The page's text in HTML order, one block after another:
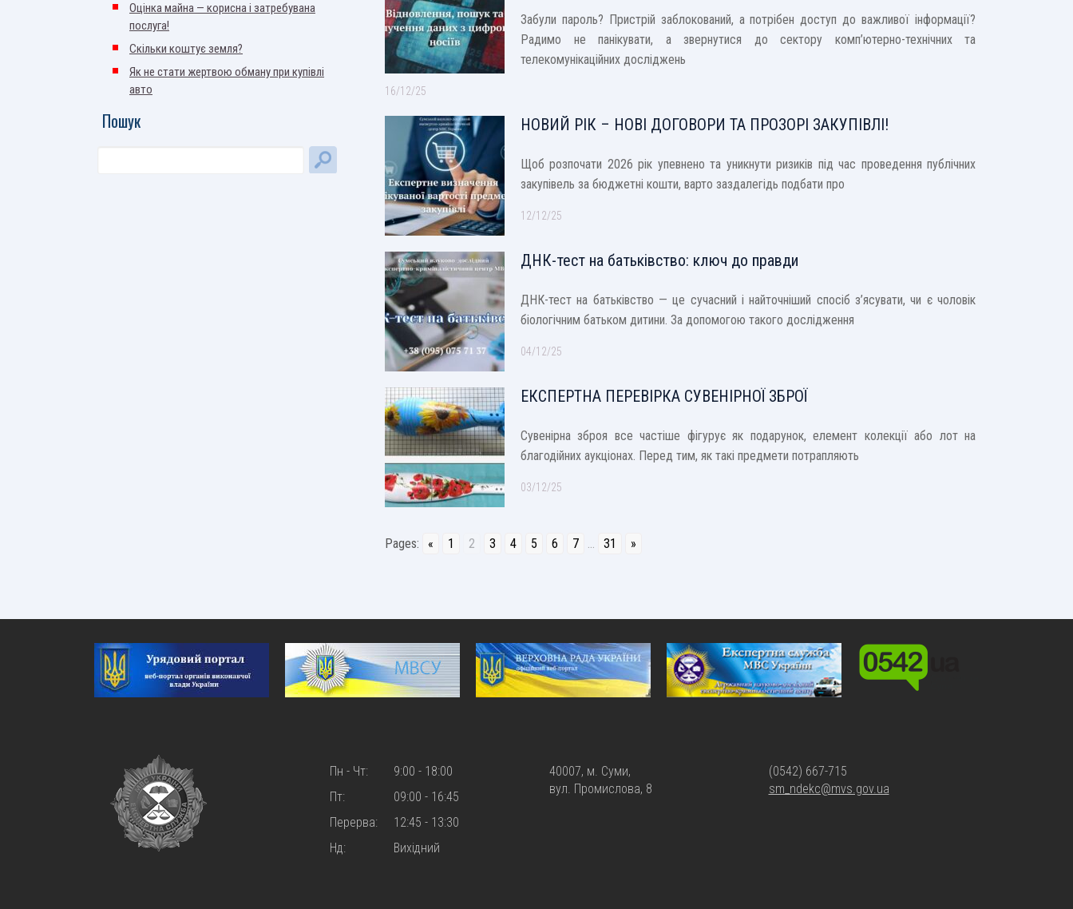
Оцінка майна — корисна і затребувана
послуга!
Скільки коштує земля?
Як не стати жертвою обману при купівлі
авто
Пошук
Забули пароль? Пристрій заблокований, а потрібен доступ до важливої інформації?
Радимо не панікувати, а звернутися до сектору комп’ютерно-технічних та
телекомунікаційних досліджень
16/12/25
НОВИЙ РІК – НОВІ ДОГОВОРИ ТА ПРОЗОРІ ЗАКУПІВЛІ!
Щоб розпочати 2026 рік упевнено та уникнути ризиків під час проведення публічних
закупівель за бюджетні кошти, варто заздалегідь подбати про
12/12/25
ДНК-тест на батьківство: ключ до правди
ДНК-тест на батьківство — це сучасний і найточніший спосіб з’ясувати, чи є чоловік
біологічним батьком дитини. За допомогою такого дослідження
04/12/25
ЕКСПЕРТНА ПЕРЕВІРКА СУВЕНІРНОЇ ЗБРОЇ
Сувенірна зброя все частіше фігурує як подарунок, елемент колекції або лот на
благодійних аукціонах. Перед тим, як такі предмети потрапляють
03/12/25
Pages: « 1 2 3 4 5 6 7 ... 31 »
Пн - Чт:
9:00 - 18:00
Пт:
09:00 - 16:45
Перерва:
12:45 - 13:30
Нд:
Вихiдний
40007, м. Суми,
вул. Промислова, 8
(0542) 667-715
sm_ndekc@mvs.gov.ua